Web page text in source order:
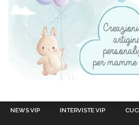
NEWS VIP INTERVISTE VIP